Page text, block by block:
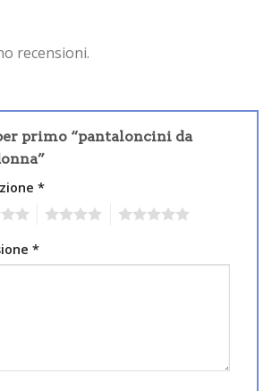
recensioni.
primo “pantaloncini da
*
*